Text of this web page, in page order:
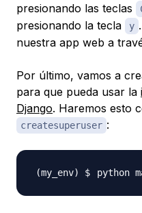
presionando las teclas
presionando la tecla
y
nuestra app web a
Por último, vamos a
para que pueda usar la
Django. Haremos esto
createsuperuser :